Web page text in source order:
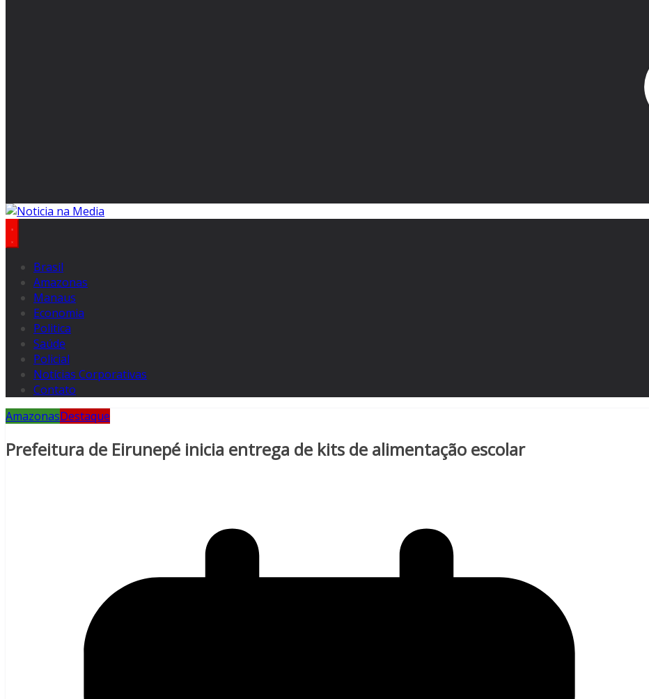
Brasil
Amazonas
Manaus
Economia
Politica
Saúde
Policial
Notícias Corporativas
Contato
AmazonasDestaque
Prefeitura de Eirunepé inicia entrega de kits de alimentação escolar